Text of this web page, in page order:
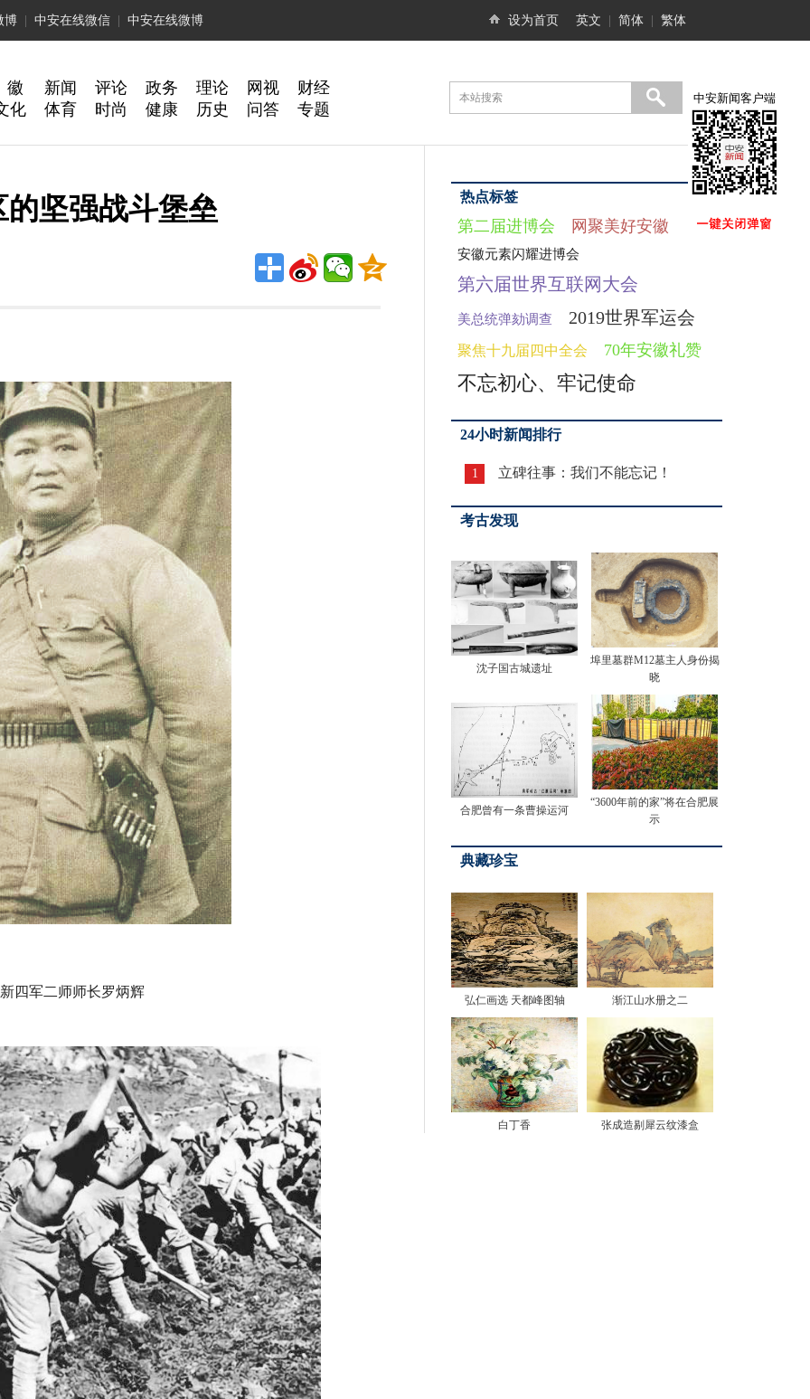
博 中安在线微信 中安在线微博 设为首页 英文 简体 繁体
新闻 评论 政务 理论 网视
财经
化
体育 时尚 健康 历史 问答 专题
的坚强战斗堡垒
军二师师长罗炳辉
热点标签
第二届进博会 网聚美好安徽
安徽元素闪耀进博会
第六届世界互联网大会
美总统弹劾调查 2019世界军运会
聚焦十九届四中全会 70年安徽礼赞
不忘初心、牢记使命
24小时新闻排行
1 立碑往事：我们不能忘记！
考古发现
沈子国古城遗址
埠里墓群M12墓主人身份揭
晓
合肥曾有一条曹操运河
“3600年前的家”将在合肥展
示
典藏珍宝
弘仁画选 天都峰图轴 渐江山水册之二
白丁香 张成造剔犀云纹漆盒
中安新闻客户端